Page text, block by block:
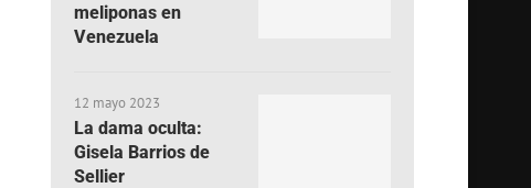
meliponas en
Venezuela
12 mayo 2023
La dama oculta:
Gisela Barrios de
Sellier